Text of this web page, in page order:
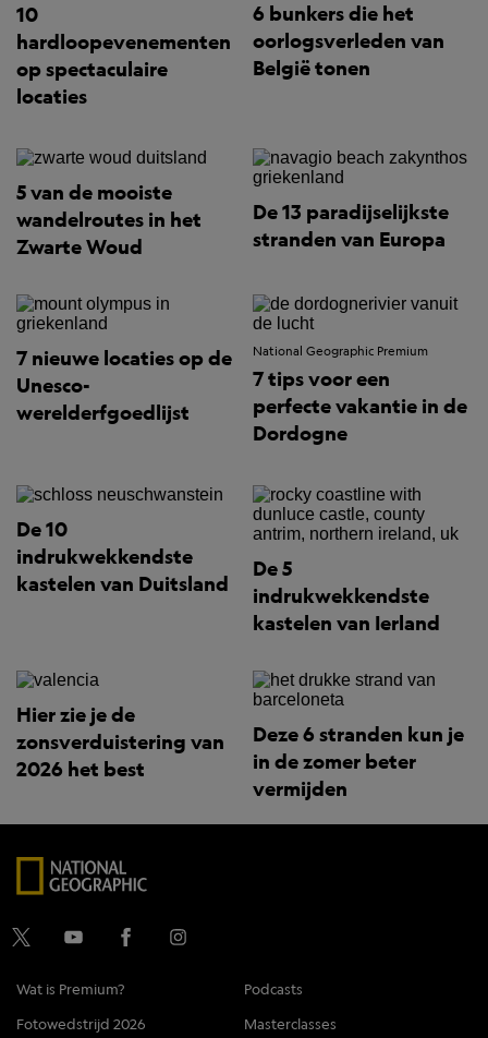
10
hardloopevenementen
op spectaculaire
locaties
6 bunkers die het
oorlogsverleden van
België tonen
5 van de mooiste
wandelroutes in het
Zwarte Woud
De 13 paradijselijkste
stranden van Europa
7 nieuwe locaties op de
Unesco-
werelderfgoedlijst
National Geographic Premium
7 tips voor een
perfecte vakantie in de
Dordogne
De 10
indrukwekkendste
kastelen van Duitsland
De 5
indrukwekkendste
kastelen van Ierland
Hier zie je de
zonsverduistering van
2026 het best
Deze 6 stranden kun je
in de zomer beter
vermijden
Wat is Premium?
Podcasts
Fotowedstrijd 2026
Masterclasses